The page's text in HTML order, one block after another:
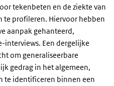
tekenbeten en de ziekte van
te profileren. Hiervoor hebben
aanpak gehanteerd,
interviews. Een dergelijke
om generaliseerbare
gedrag in het algemeen,
te identificeren binnen een